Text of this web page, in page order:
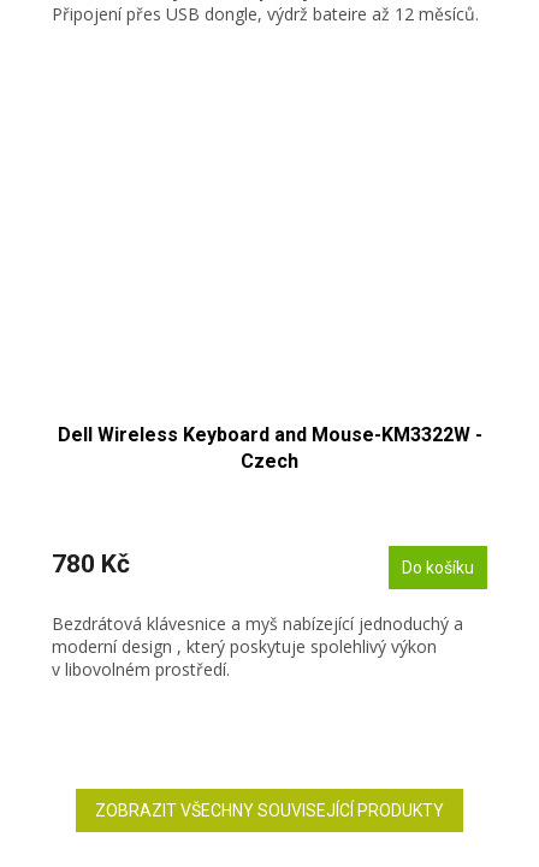
Připojení přes USB dongle, výdrž bateire až 12 měsíců.
Dell Wireless Keyboard and Mouse-KM3322W -
Czech
780 Kč Do košíku
Bezdrátová klávesnice a myš nabízející jednoduchý a
moderní design , který poskytuje spolehlivý výkon
v libovolném prostředí.
ZOBRAZIT VŠECHNY SOUVISEJÍCÍ PRODUKTY